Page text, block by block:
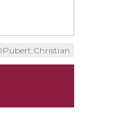
Christian